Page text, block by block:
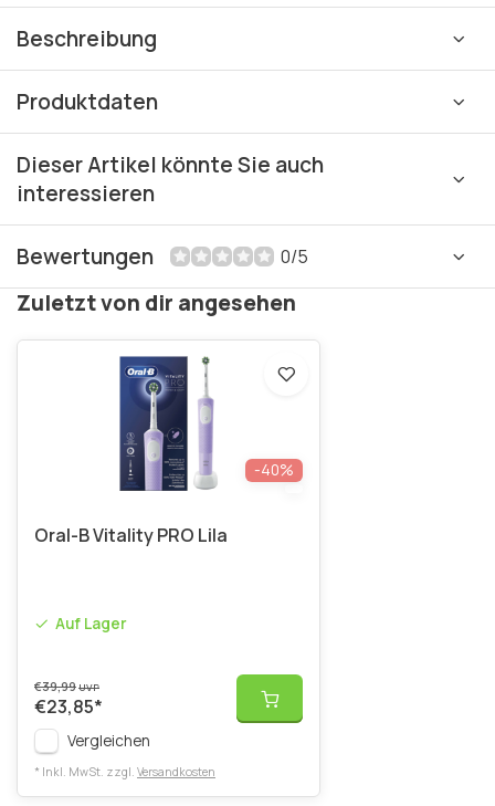
Beschreibung
Produktdaten
Dieser Artikel könnte Sie auch
interessieren
Bewertungen 0/5
Zuletzt von dir angesehen
-40%
Oral-B Vitality PRO Lila
Auf Lager
€39,99UVP
€23,85*
Vergleichen
* Inkl. MwSt. zzgl. Versandkosten